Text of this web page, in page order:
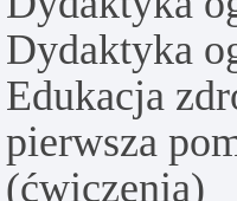
Dydaktyka
Edukacja
pierwsza
(ćwiczenia)